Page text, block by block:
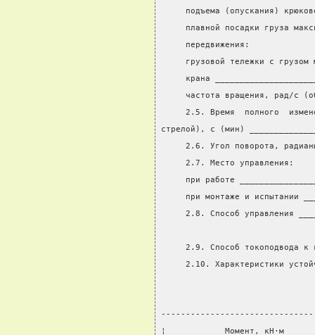
подъема (опускания)
плавной посадки груза
     передвижения:
грузовой тележки с грузом
крана
частота вращения, рад/с
2.5. Время  полного
стрелой), с (мин)
2.6. Угол поворота,
     2.7. Место управления:
при работе
при монтаже и испытании
2.8. Способ управления
2.9. Способ токоподвода к
2.10. Характеристики
¦            Момент, кН·м